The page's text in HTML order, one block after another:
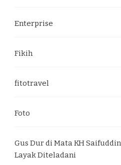
Enterprise
Fikih
fitotravel
Foto
Gus Dur di Mata KH
Layak Diteladani